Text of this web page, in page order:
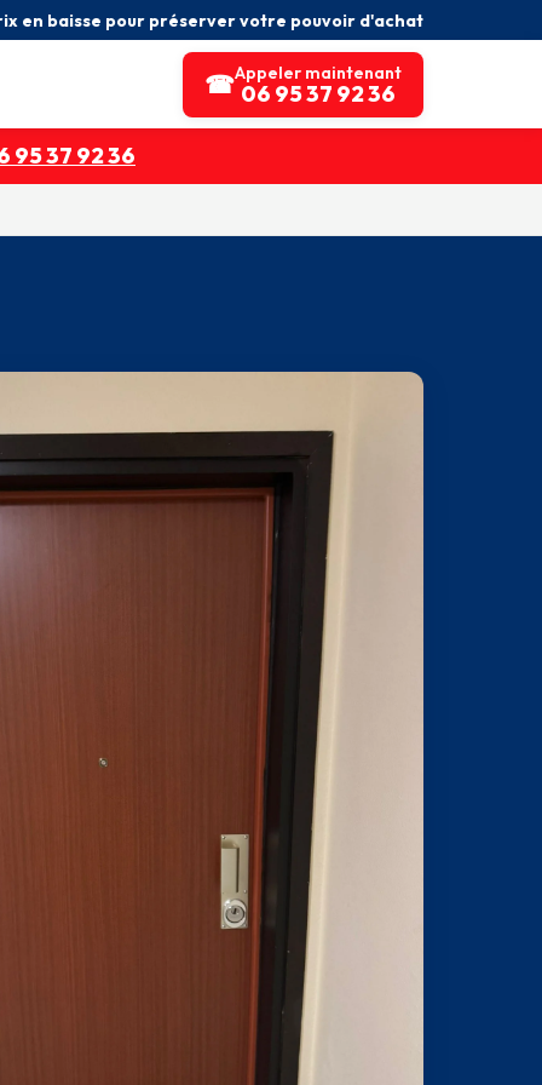
en baisse pour préserver votre pouvoir d'achat
☎Appeler maintenant
06 95 37 92 36
37 92 36